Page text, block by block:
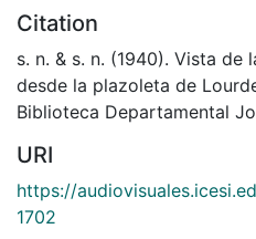
Citation
s. n. & s. n. (1940). Vista de
desde la plazoleta de
Biblioteca Departamental
URI
https://
1702